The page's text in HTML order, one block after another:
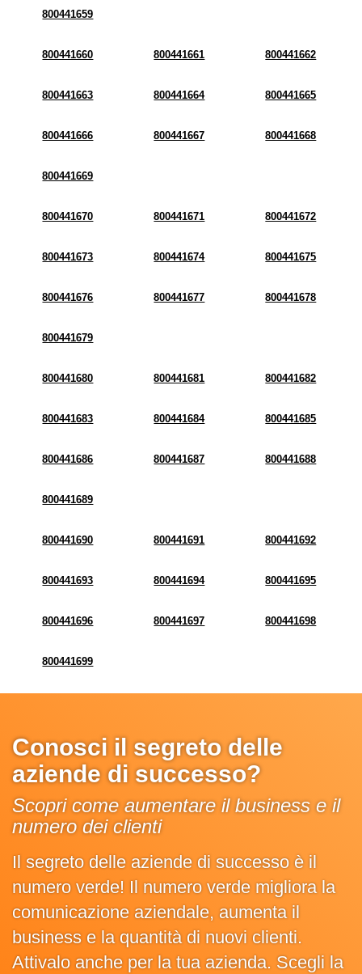
800441659
800441660 800441661 800441662
800441663 800441664 800441665
800441666 800441667 800441668
800441669
800441670 800441671 800441672
800441673 800441674 800441675
800441676 800441677 800441678
800441679
800441680 800441681 800441682
800441683 800441684 800441685
800441686 800441687 800441688
800441689
800441690 800441691 800441692
800441693 800441694 800441695
800441696 800441697 800441698
800441699
Conosci il segreto delle
aziende di successo?
Scopri come aumentare il business e il
numero dei clienti
Il segreto delle aziende di successo è il
numero verde! Il numero verde migliora la
comunicazione aziendale, aumenta il
business e la quantità di nuovi clienti.
Attivalo anche per la tua azienda. Scegli la